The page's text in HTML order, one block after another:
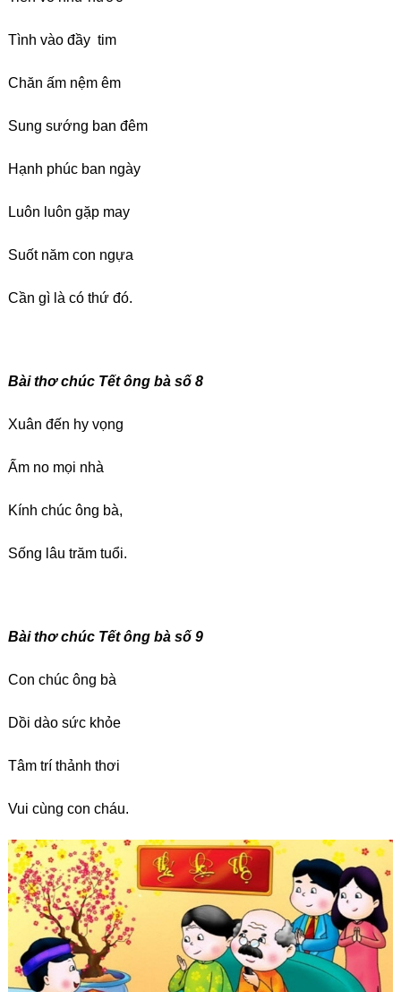
Tình vào đầy tim
Chăn ấm nệm êm
Sung sướng ban đêm
Hạnh phúc ban ngày
Luôn luôn gặp may
Suốt năm con ngựa
Cần gì là có thứ đó.
Bài thơ chúc Tết ông bà số 8
Xuân đến hy vọng
Ấm no mọi nhà
Kính chúc ông bà,
Sống lâu trăm tuổi.
Bài thơ chúc Tết ông bà số 9
Con chúc ông bà
Dồi dào sức khỏe
Tâm trí thảnh thơi
Vui cùng con cháu.